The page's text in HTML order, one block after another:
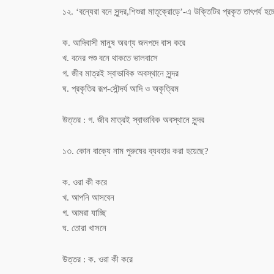
১২. ‘বন্যেরা বনে সুন্দর,শিশুরা মাতৃক্রোড়ে’-এ উক্তিটির প্রকৃত তাৎপর্য
ক. আদিবাসী মানুষ অরণ্য জনপদে বাস করে
খ. বনের পশু বনে থাকতে ভালবাসে
গ. জীব মাত্রই স্বাভাবিক অবস্থানে সুন্দর
ঘ. প্রকৃতির রূপ-সৌন্দর্য আদি ও অকৃত্রিম
উত্তর : গ. জীব মাত্রই স্বাভাবিক অবস্থানে সুন্দর
১৩. কোন বাক্যে নাম পুরুষের ব্যবহার করা হয়েছে?
ক. ওরা কী করে
খ. আপনি আসবেন
গ. আমরা যাচ্ছি
ঘ. তোরা খাসনে
উত্তর : ক. ওরা কী করে